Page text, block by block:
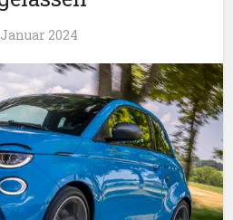
Januar 2024